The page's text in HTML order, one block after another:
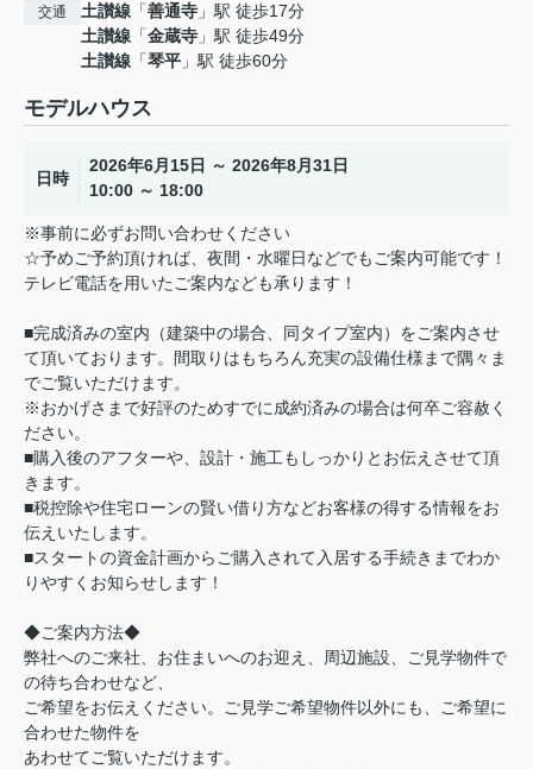
交通 土讃線 「善通寺 」駅 徒歩17分
土讃線 「金蔵寺 」駅 徒歩49分
土讃線 「琴平 」駅 徒歩60分
モデルハウス
日時
2026年6月15日 ～ 2026年8月31日
10:00 ～ 18:00
※事前に必ずお問い合わせください
☆予めご予約頂ければ、夜間・水曜日などでもご案内可能です！
テレビ電話を用いたご案内なども承ります！
■完成済みの室内（建築中の場合、同タイプ室内）をご案内させ
て頂いております。間取りはもちろん充実の設備仕様まで隅々ま
でご覧いただけます。
※おかげさまで好評のためすでに成約済みの場合は何卒ご容赦く
ださい。
■購入後のアフターや、設計・施工もしっかりとお伝えさせて頂
きます。
■税控除や住宅ローンの賢い借り方などお客様の得する情報をお
伝えいたします。
■スタートの資金計画からご購入されて入居する手続きまでわか
りやすくお知らせします！
◆ご案内方法◆
弊社へのご来社、お住まいへのお迎え、周辺施設、ご見学物件で
の待ち合わせなど、
ご希望をお伝えください。ご見学ご希望物件以外にも、ご希望に
合わせた物件を
あわせてご覧いただけます。